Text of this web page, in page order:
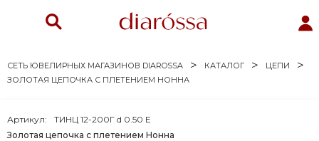
СЕТЬ ЮВЕЛИРНЫХ МАГАЗИНОВ DIAROSSA КАТАЛОГ
ЦЕПИ
ЗОЛОТАЯ ЦЕПОЧКА С ПЛЕТЕНИЕМ НОННА
Золотая цепочка с плетением Нонна
Артикул: ТИНЦ 12-200Г d 0.50 Е